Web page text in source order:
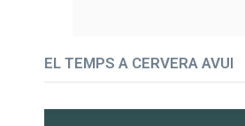
EL TEMPS A CERVERA AVUI